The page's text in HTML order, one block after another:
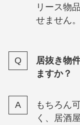
リース物
せません。
居抜き物
ますか？
もちろん
く、居酒